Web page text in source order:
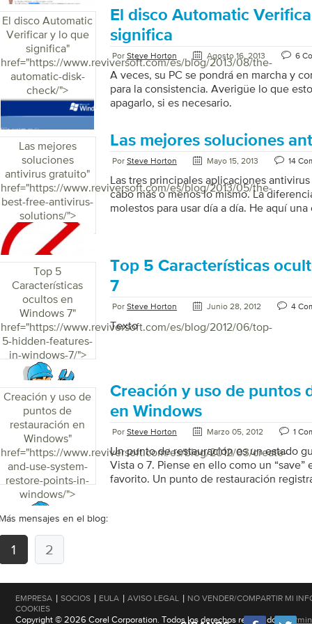
El disco Automatic
Verificar y lo que
significa"
href="https://www.reviversoft.com/es/blog/2013/08/the-
automatic-disk-
check/">
El disco Automatic
significa
Por Steve Horton Agosto 16, 2013 6
A veces, su PC se pondrá en marcha y
para la consistencia. Averigüe lo que
apagarlo, si es necesario.
Las mejores
soluciones
antivirus gratuito"
href="https://www.reviversoft.com/es/blog/2013/05/the-
best-free-antivirus-
solutions/">
Las mejores soluciones
Por Steve Horton Mayo 15, 2013 14
Las tres principales aplicaciones
cabo más o menos lo mismo. La
molestos para usar día a día. He aquí
Top 5
Características
ocultos en
Windows 7"
href="https://www.reviversoft.com/es/blog/2012/06/top-
5-hidden-features-
in-windows-7/">
Top 5 Características
7
Por Steve Horton Junio 28, 2012 4
Texto
Creación y uso de
puntos de
restauración en
Windows"
href="https://www.reviversoft.com/es/blog/2012/03/create-
and-use-system-
restore-points-in-
windows/">
Creación y uso de puntos
en Windows
Por Steve Horton Marzo 05, 2012 1
Un punto de restauración es un estado
Vista o 7. Piense en ello como un “save”
favorito. Un punto de restauración
mensajes en el blog:
1 2
EMPRESA | SOCIOS | EULA | AVISO LEGAL | NO VENDER/COMPARTIR MI
COOKIES
Copyright © 2026 Corel Corporation. Todos los derechos reservados.